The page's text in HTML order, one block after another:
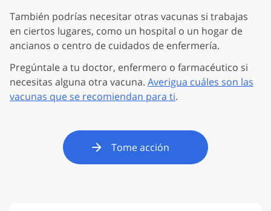
También podrías necesitar otras vacunas si trabajas
en ciertos lugares, como un hospital o un hogar de
ancianos o centro de cuidados de enfermería.
Pregúntale a tu doctor, enfermero o farmacéutico si
necesitas alguna otra vacuna. Averigua cuáles son las
vacunas que se recomiendan para ti.
Tome acción